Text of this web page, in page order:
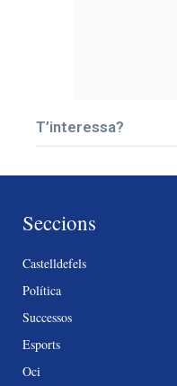
T’interessa?
Seccions
Castelldefels
Política
Successos
Esports
Oci